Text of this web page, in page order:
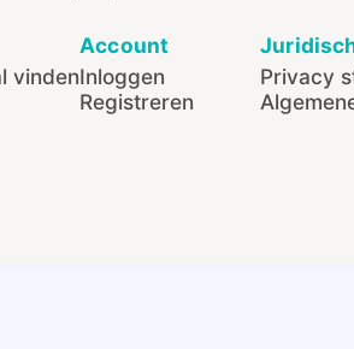
vinden
Account
Inloggen
Registreren
Privacy